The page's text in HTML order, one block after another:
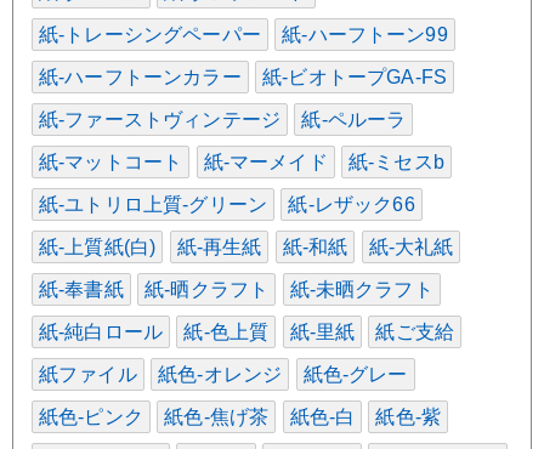
紙-トレーシングペーパー 紙-ハーフトーン99
紙-ハーフトーンカラー 紙-ビオトープGA-FS
紙-ファーストヴィンテージ 紙-ペルーラ
紙-マットコート 紙-マーメイド 紙-ミセスb
紙-ユトリロ上質-グリーン 紙-レザック66
紙-上質紙(白) 紙-再生紙 紙-和紙 紙-大礼紙
紙-奉書紙 紙-晒クラフト 紙-未晒クラフト
紙-純白ロール 紙-色上質 紙-里紙 紙ご支給
紙ファイル 紙色-オレンジ 紙色-グレー
紙色-ピンク 紙色-焦げ茶 紙色-白 紙色-紫